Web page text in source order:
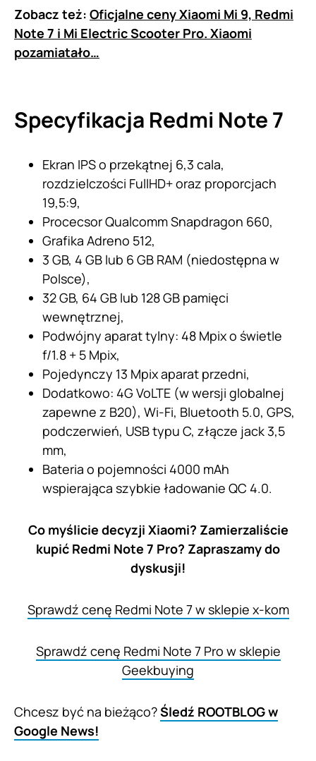
Zobacz też: Oficjalne ceny Xiaomi Mi 9, Redmi
Note 7 i Mi Electric Scooter Pro. Xiaomi
pozamiatało…
Specyfikacja Redmi Note 7
Ekran IPS o przekątnej 6,3 cala,
rozdzielczości FullHD+ oraz proporcjach
19,5:9,
Procecsor Qualcomm Snapdragon 660,
Grafika Adreno 512,
3 GB, 4 GB lub 6 GB RAM (niedostępna w
Polsce),
32 GB, 64 GB lub 128 GB pamięci
wewnętrznej,
Podwójny aparat tylny: 48 Mpix o świetle
f/1.8 + 5 Mpix,
Pojedynczy 13 Mpix aparat przedni,
Dodatkowo: 4G VoLTE (w wersji globalnej
zapewne z B20), Wi-Fi, Bluetooth 5.0, GPS,
podczerwień, USB typu C, złącze jack 3,5
mm,
Bateria o pojemności 4000 mAh
wspierająca szybkie ładowanie QC 4.0.
Co myślicie decyzji Xiaomi? Zamierzaliście
kupić Redmi Note 7 Pro? Zapraszamy do
dyskusji!
Sprawdź cenę Redmi Note 7 w sklepie x-kom
Sprawdź cenę Redmi Note 7 Pro w sklepie
Geekbuying
Chcesz być na bieżąco?Śledź ROOTBLOG w
Google News!